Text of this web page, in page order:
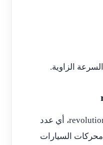
الزاوية.
الرمز rpm يعني revolutions per minute، أي عدد
محركات السيارات